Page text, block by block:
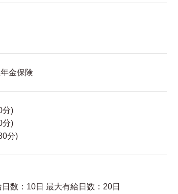
金保険
分)
分)
分)
数：10日 最大有給日数：20日